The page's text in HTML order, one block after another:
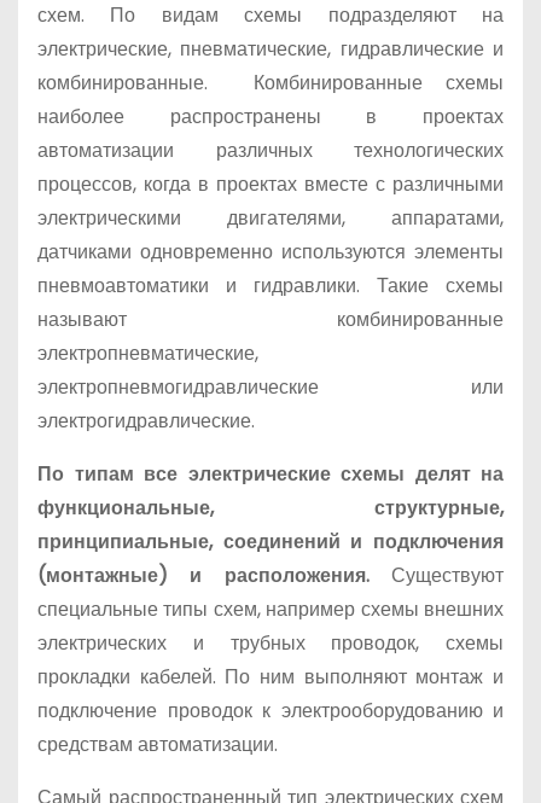
схем. По видам схемы подразделяют на
электрические, пневматические, гидравлические и
комбинированные. Комбинированные схемы
наиболее распространены в проектах
автоматизации различных технологических
процессов, когда в проектах вместе с различными
электрическими двигателями, аппаратами,
датчиками одновременно используются элементы
пневмоавтоматики и гидравлики. Такие схемы
называют комбинированные
электропневматические,
электропневмогидравлические или
электрогидравлические.
По типам все электрические схемы делят на
функциональные, структурные,
принципиальные, соединений и подключения
(монтажные) и расположения. Существуют
специальные типы схем, например схемы внешних
электрических и трубных проводок, схемы
прокладки кабелей. По ним выполняют монтаж и
подключение проводок к электрооборудованию и
средствам автоматизации.